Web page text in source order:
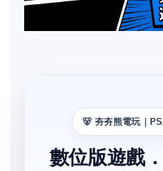
🐻 夯夯熊電玩｜
數位版遊戲